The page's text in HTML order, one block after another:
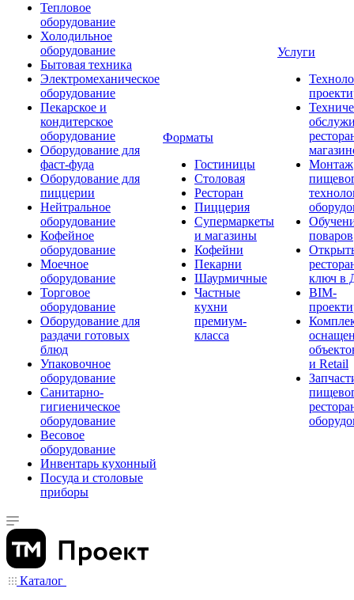
Тепловое
оборудование
Холодильное
оборудование
Бытовая техника
Электромеханическое
оборудование
Пекарское и
кондитерское
оборудование
Оборудование для
фаст-фуда
Оборудование для
пиццерии
Нейтральное
оборудование
Кофейное
оборудование
Моечное
оборудование
Торговое
оборудование
Оборудование для
раздачи готовых
блюд
Упаковочное
оборудование
Санитарно-
гигиеническое
оборудование
Весовое
оборудование
Инвентарь кухонный
Посуда и столовые
приборы
Форматы
Гостиницы
Столовая
Ресторан
Пиццерия
Супермаркеты
и магазины
Кофейни
Пекарни
Шаурмичные
Частные
кухни
премиум-
класса
Услуги
Монтаж
поваров
ключ в
BIM-
и Retail
Каталог